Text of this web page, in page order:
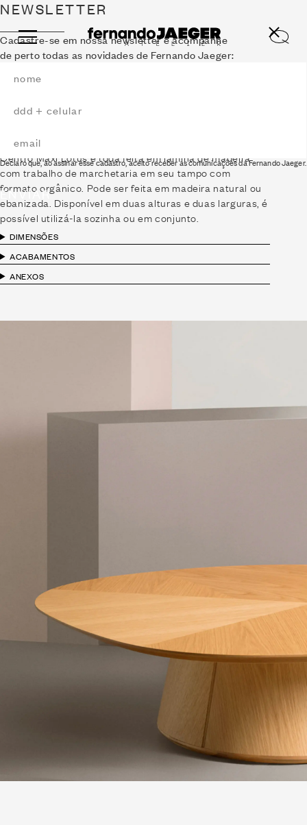
MESA DE CENTRO MÁXI
LÓTUS
Ideal para ambientes amplos e espaçosos, a Mesa de
Centro Máxi Lótus é toda feita em lâmina de madeira
com trabalho de marchetaria em seu tampo com
formato orgânico. Pode ser feita em madeira natural ou
ebanizada. Disponível em duas alturas e duas larguras, é
possível utilizá-la sozinha ou em conjunto.
DIMENSÕES
ACABAMENTOS
ANEXOS
NEWSLETTER
Cadastre-se em nossa newsletter e acompanhe
de perto todas as novidades de Fernando Jaeger:
Declaro que, ao assinar esse cadastro, aceito receber as comunicações da Fernando Jaeger.
ENVIAR